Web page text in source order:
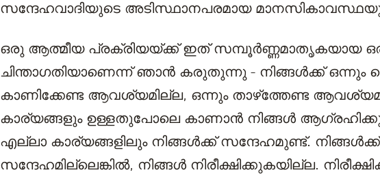
സന്ദേഹവാദിയുടെ അടിസ്ഥാനപരമായ
ഒരു ആത്മീയ പ്രക്രിയയ്ക്ക് ഇത് സമ്പൂര്‍ണ്ണമാതൃകയായ
ചിന്താഗതിയാണെന്ന് ഞാൻ കരുതുന്നു - നിങ്ങൾക്ക് ഒന്നും
കാണിക്കേണ്ട ആവശ്യമില്ല, ഒന്നും താഴ്‌ത്തേണ്ട
കാര്യങ്ങളും ഉള്ളതുപോലെ കാണാൻ നിങ്ങൾ
എല്ലാ കാര്യങ്ങളിലും നിങ്ങൾക്ക് സന്ദേഹമുണ്ട്. നിങ്ങൾക്ക്
സന്ദേഹമില്ലെങ്കിൽ, നിങ്ങൾ നിരീക്ഷിക്കുകയില്ല.